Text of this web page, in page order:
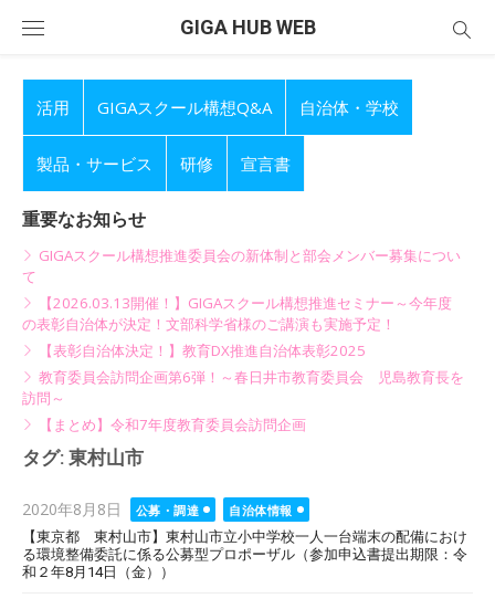
GIGA HUB WEB
活用 GIGAスクール構想Q&A 自治体・学校
製品・サービス 研修 宣言書
重要なお知らせ
GIGAスクール構想推進委員会の新体制と部会メンバー募集につい
て
【2026.03.13開催！】GIGAスクール構想推進セミナー～今年度
の表彰自治体が決定！文部科学省様のご講演も実施予定！
【表彰自治体決定！】教育DX推進自治体表彰2025
教育委員会訪問企画第6弾！～春日井市教育委員会 児島教育長を
訪問～
【まとめ】令和7年度教育委員会訪問企画
タグ: 東村山市
Posted
on
2020年8月8日 公募・調達
自治体情報
【東京都 東村山市】東村山市立小中学校一人一台端末の配備におけ
る環境整備委託に係る公募型プロポーザル（参加申込書提出期限：令
和２年8月14日（金））